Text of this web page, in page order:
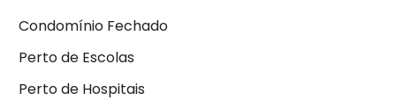
Condomínio Fechado
Perto de Escolas
Perto de Hospitais